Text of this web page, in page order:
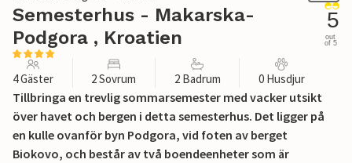
Semesterhus - Makarska-
Podgora , Kroatien
5
out
of 5
4 Gäster 2 Sovrum 2 Badrum 0 Husdjur
Tillbringa en trevlig sommarsemester med vacker utsikt
över havet och bergen i detta semesterhus. Det ligger på
en kulle ovanför byn Podgora, vid foten av berget
Biokovo, och består av två boendeenheter som är